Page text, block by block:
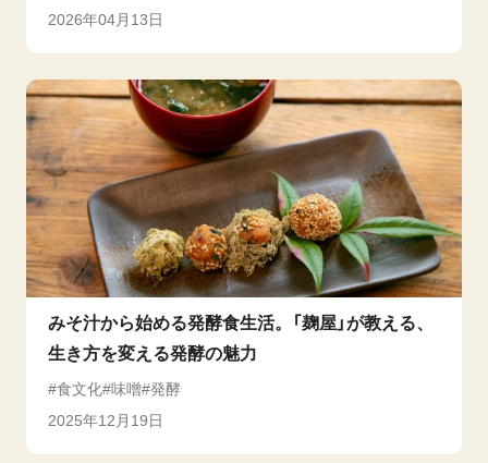
2026年04月13日
みそ汁から始める発酵食生活。「麹屋」が教える、
生き方を変える発酵の魅力
食文化 味噌 発酵
2025年12月19日